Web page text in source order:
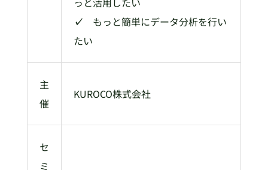
✓ もっと簡単にデータ分析を行い
たい
主
催
KUROCO株式会社
セ
ミ